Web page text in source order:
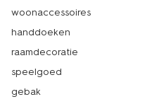
woonaccessoires
handdoeken
raamdecoratie
speelgoed
gebak